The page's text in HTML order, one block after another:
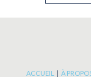
ACCUEIL | À